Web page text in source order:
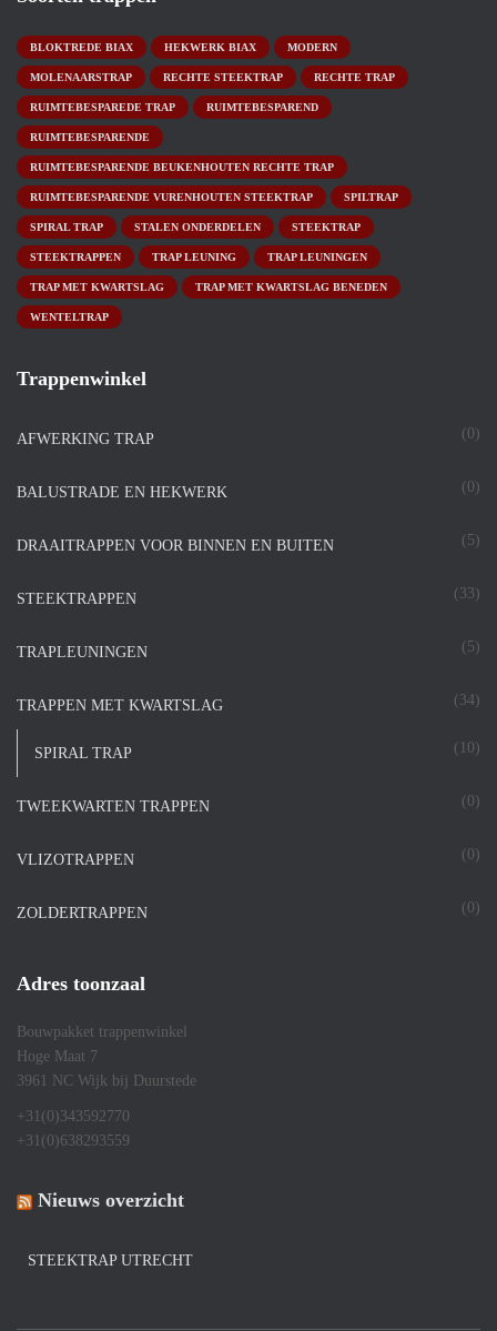
BLOKTREDE BIAX HEKWERK BIAX MODERN
MOLENAARSTRAP RECHTE STEEKTRAP RECHTE TRAP
RUIMTEBESPAREDE TRAP RUIMTEBESPAREND
RUIMTEBESPARENDE
RUIMTEBESPARENDE BEUKENHOUTEN RECHTE TRAP
RUIMTEBESPARENDE VURENHOUTEN STEEKTRAP SPILTRAP
SPIRAL TRAP STALEN ONDERDELEN STEEKTRAP
STEEKTRAPPEN TRAP LEUNING TRAP LEUNINGEN
TRAP MET KWARTSLAG TRAP MET KWARTSLAG BENEDEN
WENTELTRAP
Trappenwinkel
AFWERKING TRAP (0)
BALUSTRADE EN HEKWERK (0)
DRAAITRAPPEN VOOR BINNEN EN BUITEN (5)
STEEKTRAPPEN (33)
TRAPLEUNINGEN (5)
TRAPPEN MET KWARTSLAG (34)
SPIRAL TRAP (10)
TWEEKWARTEN TRAPPEN (0)
VLIZOTRAPPEN (0)
ZOLDERTRAPPEN (0)
Adres toonzaal
Bouwpakket trappenwinkel
Hoge Maat 7
3961 NC Wijk bij Duurstede
+31(0)343592770
+31(0)638293559
Nieuws overzicht
STEEKTRAP UTRECHT